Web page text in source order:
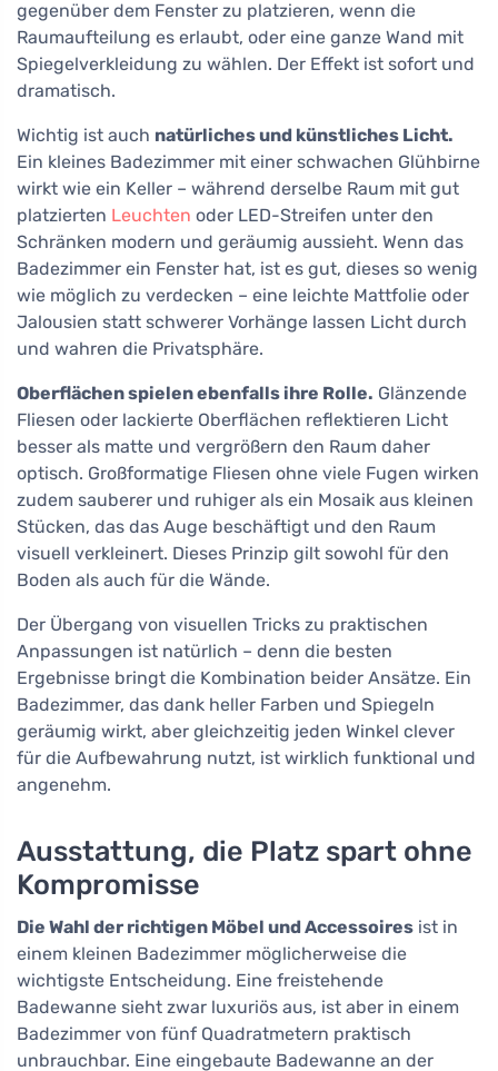
gegenüber dem Fenster zu platzieren, wenn die
Raumaufteilung es erlaubt, oder eine ganze Wand mit
Spiegelverkleidung zu wählen. Der Effekt ist sofort und
dramatisch.
Wichtig ist auch natürliches und künstliches Licht.
Ein kleines Badezimmer mit einer schwachen Glühbirne
wirkt wie ein Keller – während derselbe Raum mit gut
platzierten Leuchten oder LED-Streifen unter den
Schränken modern und geräumig aussieht. Wenn das
Badezimmer ein Fenster hat, ist es gut, dieses so wenig
wie möglich zu verdecken – eine leichte Mattfolie oder
Jalousien statt schwerer Vorhänge lassen Licht durch
und wahren die Privatsphäre.
Oberflächen spielen ebenfalls ihre Rolle. Glänzende
Fliesen oder lackierte Oberflächen reflektieren Licht
besser als matte und vergrößern den Raum daher
optisch. Großformatige Fliesen ohne viele Fugen wirken
zudem sauberer und ruhiger als ein Mosaik aus kleinen
Stücken, das das Auge beschäftigt und den Raum
visuell verkleinert. Dieses Prinzip gilt sowohl für den
Boden als auch für die Wände.
Der Übergang von visuellen Tricks zu praktischen
Anpassungen ist natürlich – denn die besten
Ergebnisse bringt die Kombination beider Ansätze. Ein
Badezimmer, das dank heller Farben und Spiegeln
geräumig wirkt, aber gleichzeitig jeden Winkel clever
für die Aufbewahrung nutzt, ist wirklich funktional und
angenehm.
Ausstattung, die Platz spart ohne
Kompromisse
Die Wahl der richtigen Möbel und Accessoires ist in
einem kleinen Badezimmer möglicherweise die
wichtigste Entscheidung. Eine freistehende
Badewanne sieht zwar luxuriös aus, ist aber in einem
Badezimmer von fünf Quadratmetern praktisch
unbrauchbar. Eine eingebaute Badewanne an der